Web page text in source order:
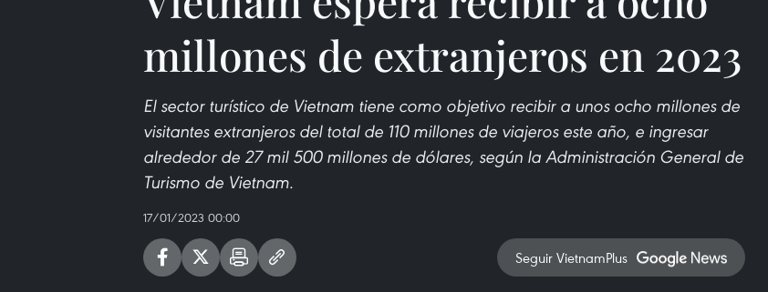
millones de extranjeros en 2023
El sector turístico de Vietnam tiene como objetivo recibir a unos ocho millones de
visitantes extranjeros del total de 110 millones de viajeros este año, e ingresar
alrededor de 27 mil 500 millones de dólares, según la Administración General de
Turismo de Vietnam.
17/01/2023 00:00
Seguir VietnamPlus